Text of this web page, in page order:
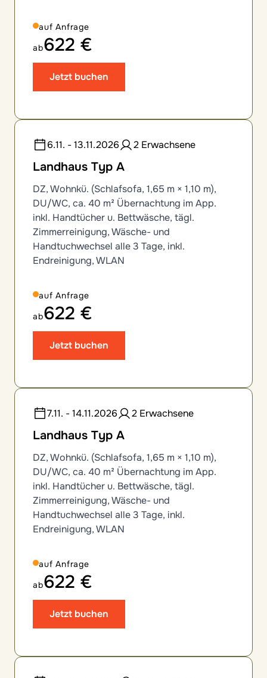
auf Anfrage
ab622 €
Jetzt buchen
6.11. - 13.11.2026 2 Erwachsene
Landhaus Typ A
DZ, Wohnkü. (Schlafsofa, 1,65 m × 1,10 m),
DU/WC, ca. 40 m² Übernachtung im App.
inkl. Handtücher u. Bettwäsche, tägl.
Zimmerreinigung, Wäsche- und
Handtuchwechsel alle 3 Tage, inkl.
Endreinigung, WLAN
auf Anfrage
ab622 €
Jetzt buchen
7.11. - 14.11.2026 2 Erwachsene
Landhaus Typ A
DZ, Wohnkü. (Schlafsofa, 1,65 m × 1,10 m),
DU/WC, ca. 40 m² Übernachtung im App.
inkl. Handtücher u. Bettwäsche, tägl.
Zimmerreinigung, Wäsche- und
Handtuchwechsel alle 3 Tage, inkl.
Endreinigung, WLAN
auf Anfrage
ab622 €
Jetzt buchen